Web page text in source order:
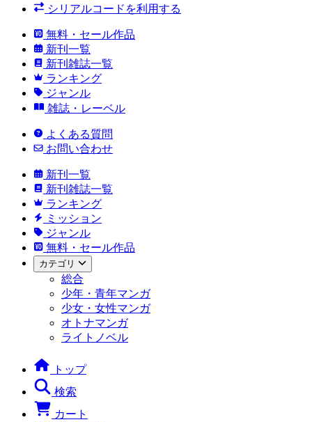
シリアルコードを利用する
無料・セール作品
新刊一覧
新刊雑誌一覧
ランキング
ジャンル
雑誌・レーベル
よくある質問
お問い合わせ
新刊一覧
新刊雑誌一覧
ランキング
ミッション
ジャンル
無料・セール作品
カテゴリ
総合
少年・青年マンガ
少女・女性マンガ
オトナマンガ
ライトノベル
トップ
検索
カート